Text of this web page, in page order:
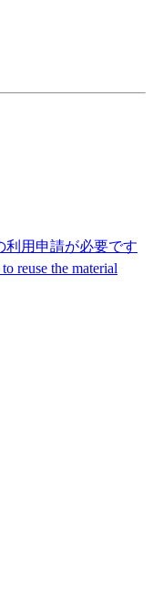
利用申請が必要です
reuse the material